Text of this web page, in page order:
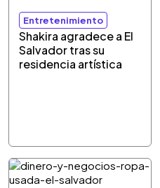
Entretenimiento
Shakira agradece a El
Salvador tras su
residencia artística